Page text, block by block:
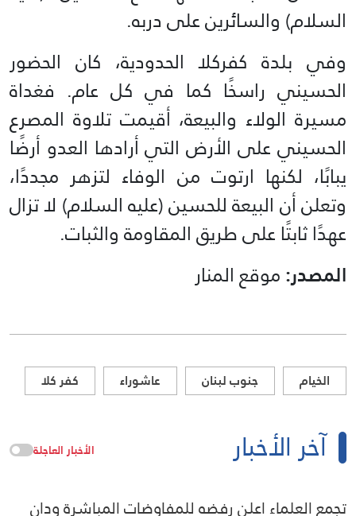
السلام) والسائرين على دربه.
وفي بلدة كفركلا الحدودية، كان الحضور
الحسيني راسخًا كما في كل عام. فغداة
مسيرة الولاء والبيعة، أقيمت تلاوة المصرع
الحسيني على الأرض التي أرادها العدو أرضًا
يبابًا، لكنها ارتوت من الوفاء لتزهر مجددًا،
وتعلن أن البيعة للحسين (عليه السلام) لا تزال
عهدًا ثابتًا على طريق المقاومة والثبات.
المصدر:موقع المنار
الخيام جنوب لبنان عاشوراء كفر كلا
آخر الأخبار الأخبار العاجلة
تجمع العلماء اعلن رفضه للمفاوضات المباشرة ودان